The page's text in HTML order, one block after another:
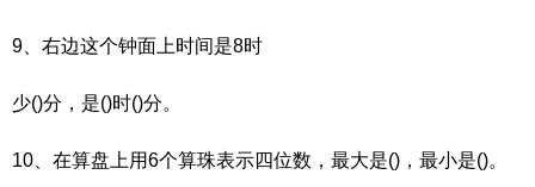
9、右边这个钟面上时间是8时
少()分，是()时()分。
10、在算盘上用6个算珠表示四位数，最大是()，最小是()。